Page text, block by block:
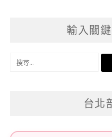
輸入關
搜
台北